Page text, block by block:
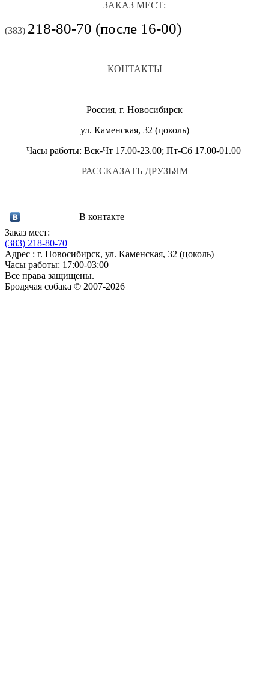
ЗАКАЗ МЕСТ:
(383) 218-80-70 (после 16-00)
КОНТАКТЫ
Россия, г. Новосибирск
ул. Каменская, 32 (цоколь)
Часы работы: Вск-Чт 17.00-23.00; Пт-Сб 17.00-01.00
РАССКАЗАТЬ ДРУЗЬЯМ
В контакте
Заказ мест:
(383) 218-80-70
Адрес : г. Новосибирск, ул. Каменская, 32 (цоколь)
Часы работы: 17:00-03:00
Все права защищены.
Бродячая собака © 2007-2026